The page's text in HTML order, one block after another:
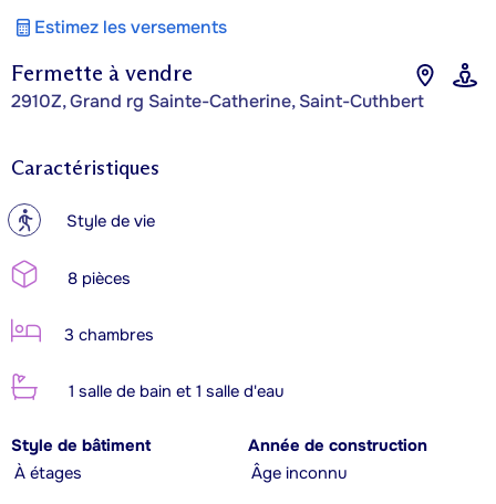
Fermette à vendre
2910Z, Grand rg Sainte-Catherine, Saint-Cuthbert
Estimez les versements
Caractéristiques
? Style de vie
8 pièces
3 chambres
1 salle de bain et 1 salle d'eau
Style de bâtiment
À étages
Année de construction
Âge inconnu